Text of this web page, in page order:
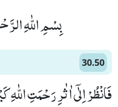
بِسْمِ اللّٰهِ
30.50
فَانْظُرْ اِلٰۤى اٰثٰرِ رَحْمَتِ